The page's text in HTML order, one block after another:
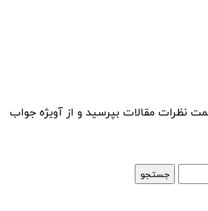
نظرات مقالات بپرسید و از آویژه جواب